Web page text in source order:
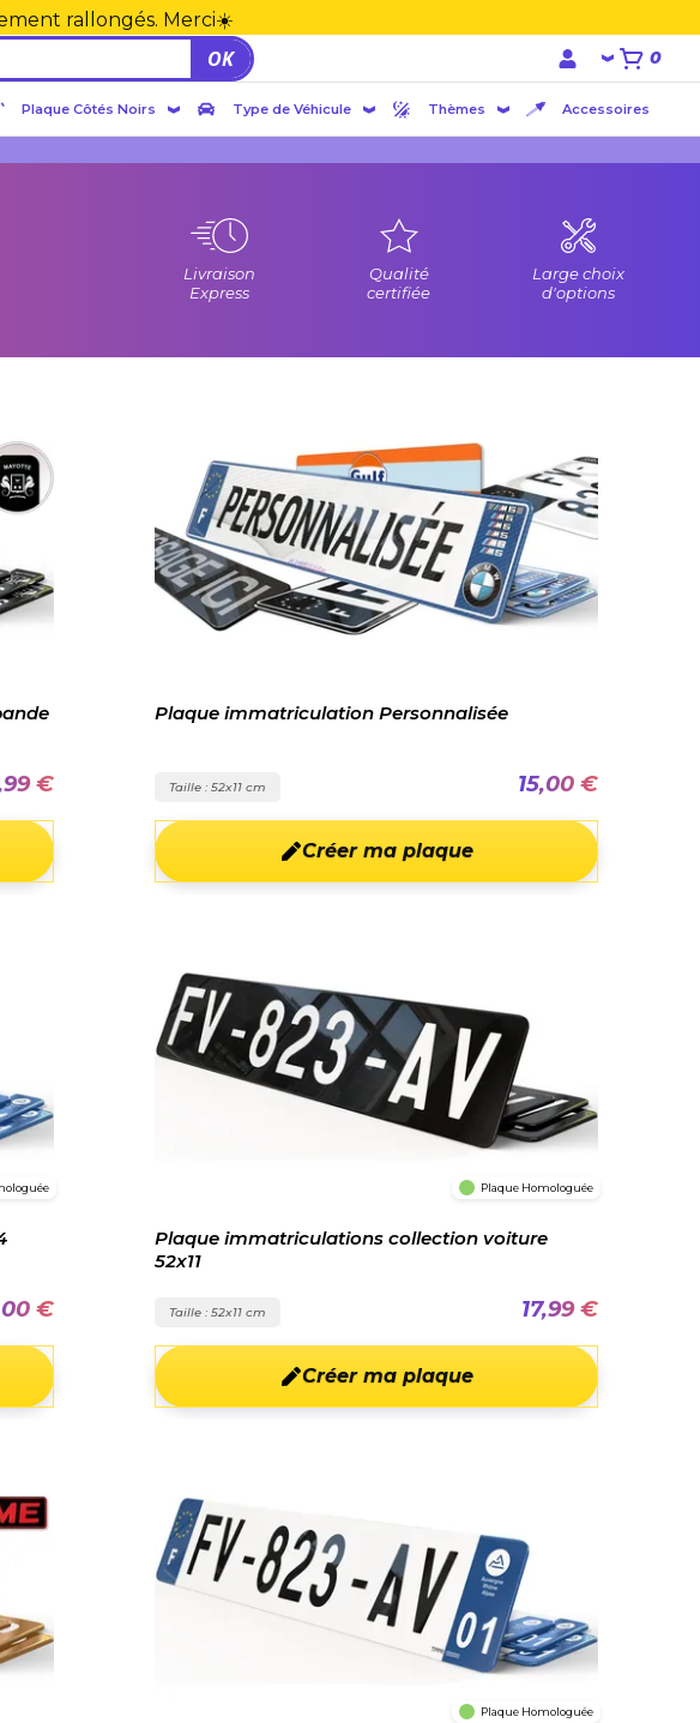
rallongés. Merci☀️
OK 0
Plaque Côtés Noirs Type de Véhicule Thèmes Accessoires
Livraison
Express
Qualité
certifiée
Large choix
d'options
€
Plaque immatriculation Personnalisée
Taille : 52x11 cm 15,00 €
Créer ma plaque
€
Plaque Homologuée
Plaque immatriculations collection voiture
52x11
Taille : 52x11 cm 17,99 €
Créer ma plaque
Plaque Homologuée